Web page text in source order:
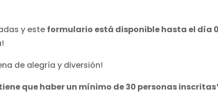
y este formulario está disponible hasta el día
de alegría y diversión!
que haber un mínimo de 30 personas